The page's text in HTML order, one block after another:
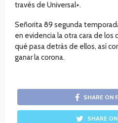
través de Universal+.
Señorita 89 segunda
en evidencia la otra cara de
qué pasa detrás de ellos, así
ganar la corona.
SHARE ON
SHARE